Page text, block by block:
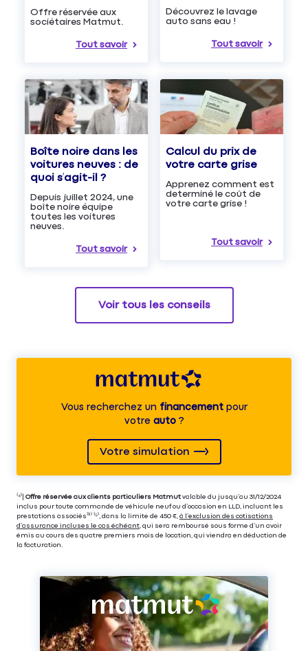
Offre réservée aux
sociétaires Matmut.
Tout savoir
Découvrez le lavage
auto sans eau !
Tout savoir
Boîte noire dans les
voitures neuves : de
quoi s’agit-il ?
Depuis juillet 2024, une
boîte noire équipe
toutes les voitures
neuves.
Tout savoir
Calcul du prix de
votre carte grise
Apprenez comment est
determiné le coût de
votre carte grise !
Tout savoir
Voir tous les conseils
Vous recherchez unfinancementpour
votre auto?
Votre simulation
⁽⁴⁾| Offre réservée aux clients particuliers Matmut valable du jusqu’au 31/12/2024
inclus pour toute commande de véhicule neuf ou d’occasion en LLD, incluant les
prestations associés⁽³⁾ ⁽⁵⁾, dans la limite de 450 €, à l’exclusion des cotisations
d’assurance incluses le cas échéant, qui sera remboursé sous forme d’un avoir
émis au cours des quatre premiers mois de location, qui viendra en déduction de
la facturation.